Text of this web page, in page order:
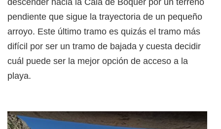
descender hacia la Cala de Boquer por un terreno
pendiente que sigue la trayectoria de un pequeño
arroyo. Este último tramo es quizás el tramo más
difícil por ser un tramo de bajada y cuesta decidir
cuál puede ser la mejor opción de acceso a la
playa.